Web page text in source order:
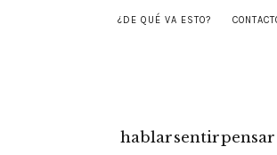
¿DE QUÉ VA ESTO?
hablarsentirpensar